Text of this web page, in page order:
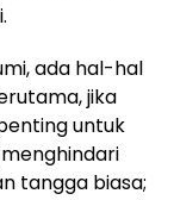
ada hal-hal
jika
untuk
tangga biasa;